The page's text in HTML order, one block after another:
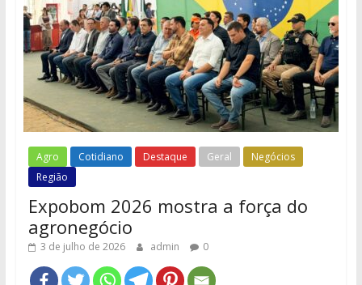
Agro Cotidiano Destaque Geral
Negócios
Região
Expobom 2026 mostra a força do
agronegócio
3 de julho de 2026 admin 0